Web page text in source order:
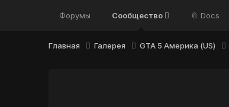
Форумы Сообщество 📎 Docs
Главная Галерея GTA 5 Америка (US)